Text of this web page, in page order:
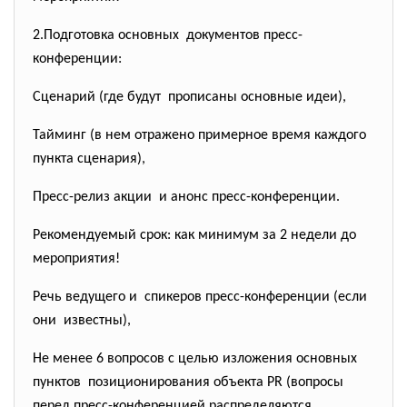
2.Подготовка основных документов пресс-
конференции:
Сценарий (где будут прописаны основные идеи),
Тайминг (в нем отражено примерное время каждого
пункта сценария),
Пресс-релиз акции и анонс пресс-конференции.
Рекомендуемый срок: как минимум за 2 недели до
мероприятия!
Речь ведущего и спикеров пресс-конференции (если
они известны),
Не менее 6 вопросов с целью изложения основных
пунктов позиционирования объекта PR (вопросы